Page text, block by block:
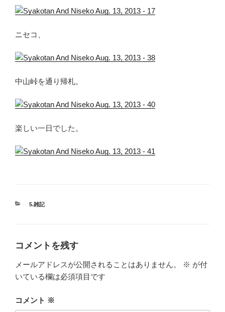
ニセコ、
中山峠を通り帰札。
楽しい一日でした。
カ
5.雑記
コメントを残す
メールアドレスが公開されることはありません。 ※ が付
いている欄は必須項目です
コメント ※